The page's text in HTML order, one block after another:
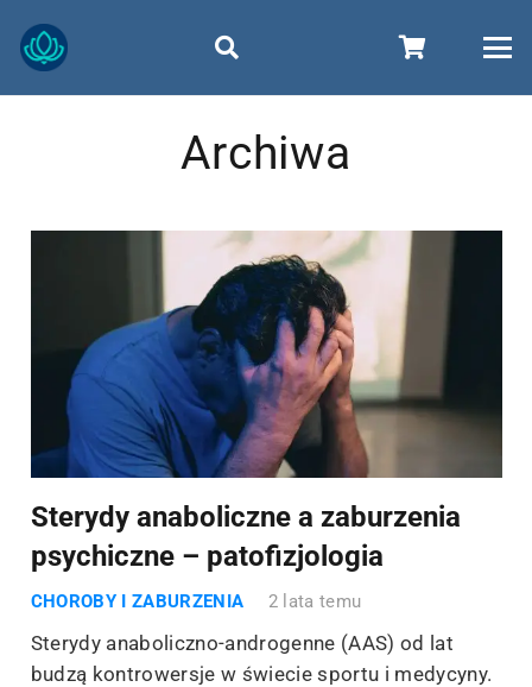
Archiwa
Sterydy anaboliczne a zaburzenia
psychiczne – patofizjologia
CHOROBY I ZABURZENIA 2 lata temu
Sterydy anaboliczno-androgenne (AAS) od lat
budzą kontrowersje w świecie sportu i medycyny.